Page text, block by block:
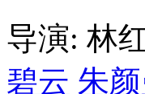
导演: 林
碧云 朱